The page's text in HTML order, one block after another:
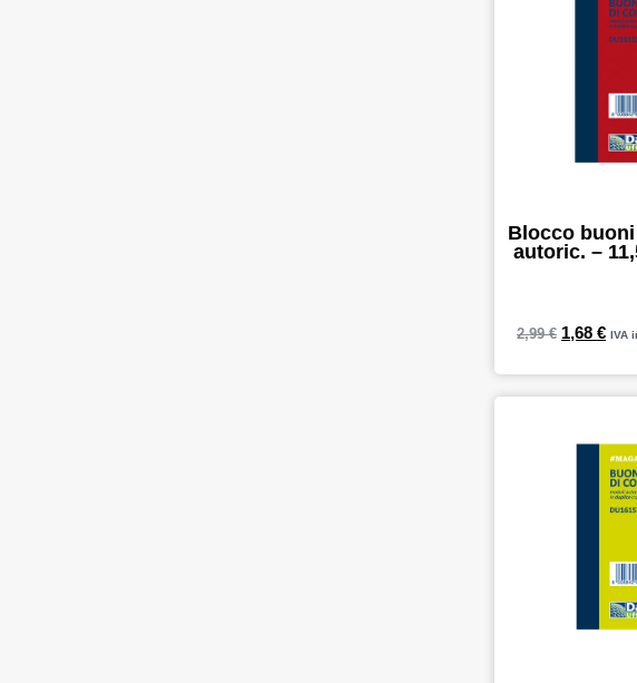
Blocco
autoric. –
2,99€ 1,68 € IVA